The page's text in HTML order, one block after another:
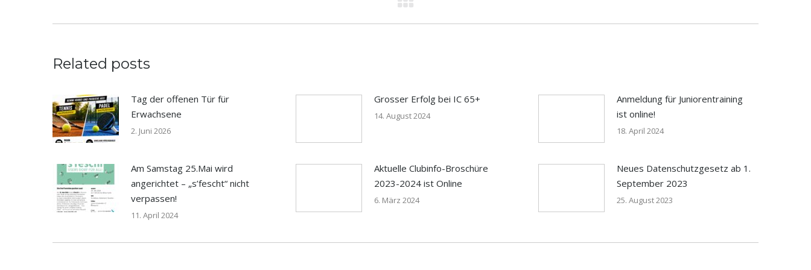
Related posts
Tag der offenen Tür für
Erwachsene
2. Juni 2026
Grosser Erfolg bei IC 65+
14. August 2024
Anmeldung für Juniorentraining
ist online!
18. April 2024
Am Samstag 25.Mai wird
angerichtet – „s’fescht“ nicht
verpassen!
11. April 2024
Aktuelle Clubinfo-Broschüre
2023-2024 ist Online
6. März 2024
Neues Datenschutzgesetz ab 1.
September 2023
25. August 2023